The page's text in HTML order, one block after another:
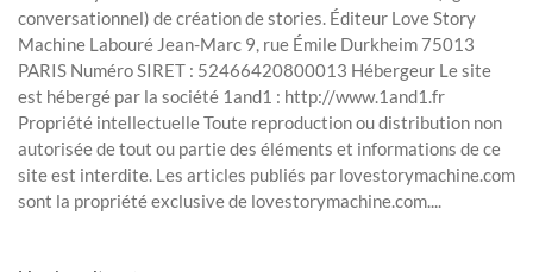
conversationnel) de création de stories. Éditeur Love Story
Machine Labouré Jean-Marc 9, rue Émile Durkheim 75013
PARIS Numéro SIRET : 52466420800013 Hébergeur Le site
est hébergé par la société 1and1 : http://www.1and1.fr
Propriété intellectuelle Toute reproduction ou distribution non
autorisée de tout ou partie des éléments et informations de ce
site est interdite. Les articles publiés par lovestorymachine.com
sont la propriété exclusive de lovestorymachine.com....